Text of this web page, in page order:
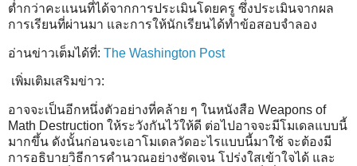
ต่ำกว่าคะแนนที่ได้จากการประเมินโดยครู ซึ่งประเมินจากผล
การเรียนที่ผ่านมา และการให้นักเรียนได้ทำข้อสอบจำลอง
อ่านข่าวเต็มได้ที่: The Washington Post
เพิ่มเติมเสริมข่าว:
อาจจะเป็นอีกหนึ่งตัวอย่างที่คล้าย ๆ ในหนังสือ Weapons of
Math Destruction ให้ระวังกันไว้ให้ดี ต่อไปอาจจะมีโมเดลแบบนี้
มากขึ้น ดังนั้นก่อนจะเอาโมเดลวัดอะไรแบบนี้มาใช้ จะต้องมี
การอธิบายวิธีการคำนวณอย่างชัดเจน โปร่งใสเข้าใจได้ และ